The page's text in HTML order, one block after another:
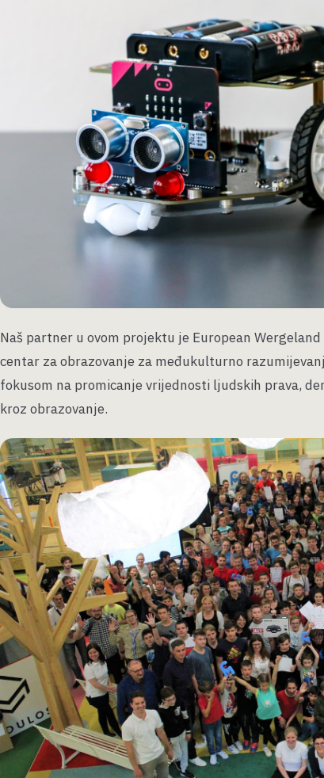
Naš partner u ovom projektu je European
centar za obrazovanje za međukulturno
fokusom na promicanje vrijednosti ljudskih prava,
kroz obrazovanje.